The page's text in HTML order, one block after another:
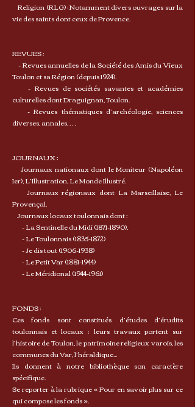
Religion (RLG) :Notamment divers ouvrages sur la
vie des saints dont ceux de Provence.
REVUES :
- Revues annuelles de la Société des Amis du Vieux
Toulon et sa Région (depuis 1924).
- Revues de sociétés savantes et académies
culturelles dont Draguignan, Toulon.
- Revues thématiques d’archéologie, sciences
diverses, annales, …
JOURNAUX :
Journaux nationaux dont le Moniteur (Napoléon
Ier), L’Illustration, Le Monde Illustré.
Journaux régionaux dont La Marseillaise, Le
Provençal.
Journaux locaux toulonnais dont :
- La Sentinelle du Midi (1871-1890).
- Le Toulonnais (1835-1872)
- Je dis tout (1906-1938)
- Le Petit Var (1881-1944)
- Le Méridional (1944-1961)
FONDS :
Ces fonds sont constitués d’études d’érudits
toulonnais et locaux ; leurs travaux portent sur
l’histoire de Toulon, le patrimoine religieux varois, les
communes du Var, l’héraldique...
Ils donnent à notre bibliothèque son caractère
spécifique.
Se reporter à la rubrique « Pour en savoir plus sur ce
qui compose les fonds ».